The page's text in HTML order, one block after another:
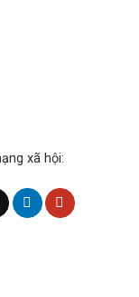
xã hội: